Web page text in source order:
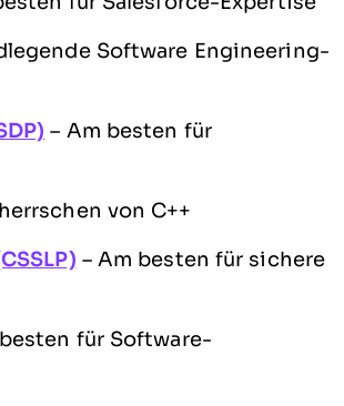
Software Engineering-
– Am besten für
von C++
– Am besten für sichere
für Software-